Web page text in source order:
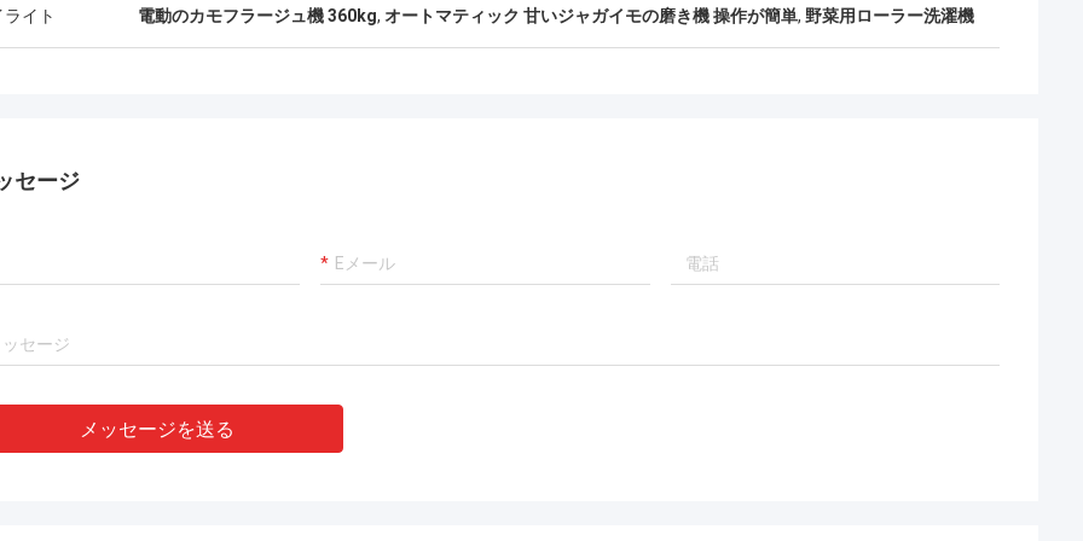
イト 電動のカモフラージュ機 360kg, オートマティック 甘いジャガイモの磨き機 操作が簡単, 野菜用ローラー洗濯機
セージ
メッセージを送る